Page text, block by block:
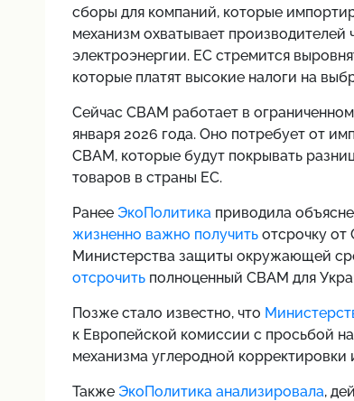
сборы для компаний, которые
механизм охватывает производителей
электроэнергии. ЕС стремится
которые платят высокие налоги на
Сейчас CBAM работает в
января 2026 года. Оно потребует от
CBAM, которые будут покрывать
товаров в страны ЕС.
Ранее ЭкоПолитикаприводила
жизненно важно получитьотсрочку от
Министерства защиты окружающей
отсрочитьполноценный CBAM для
Позже стало известно, что
к Европейской комиссии с просьбой
механизма углеродной корректировки
Также ЭкоПолитика анализировала,